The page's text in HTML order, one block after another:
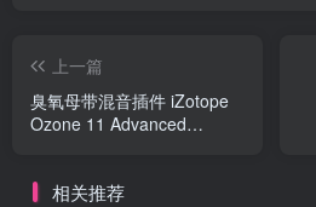
上一篇
臭氧母带混音插件 iZotope
Ozone 11 Advanced
相关推荐